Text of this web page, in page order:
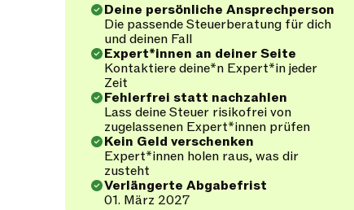
Deine persönliche Ansprechperson
Die passende Steuerberatung für dich
und deinen Fall
Expert*innen an deiner Seite
Kontaktiere deine*n Expert*in jeder
Zeit
Fehlerfrei statt nachzahlen
Lass deine Steuer risikofrei von
zugelassenen Expert*innen prüfen
Kein Geld verschenken
Expert*innen holen raus, was dir
zusteht
Verlängerte Abgabefrist
01. März 2027